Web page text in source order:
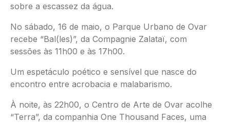
sobre a escassez da água.
No sábado, 16 de maio, o Parque Urbano de Ovar
recebe “Bal(les)”, da Compagnie Zalataï, com
sessões às 11h00 e às 17h00.
Um espetáculo poético e sensível que nasce do
encontro entre acrobacia e malabarismo.
À noite, às 22h00, o Centro de Arte de Ovar acolhe
“Terra”, da companhia One Thousand Faces, uma